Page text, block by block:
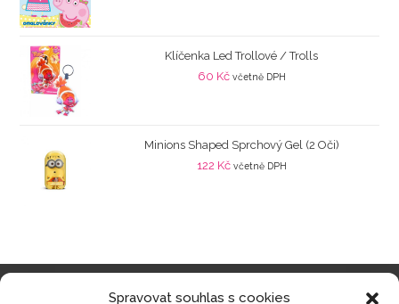
Spravovat souhlas s cookies
Klíčenka Led Trollové / Trolls
60 Kč včetně DPH
Minions Shaped Sprchový Gel (2 Oči)
122 Kč včetně DPH